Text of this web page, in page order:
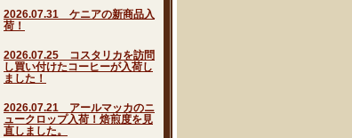
2026.07.31 ケニアの新商品入
荷！
2026.07.25 コスタリカを訪問
し買い付けたコーヒーが入荷し
ました！
2026.07.21 アールマッカのニ
ュークロップ入荷！焙煎度を見
直しました。